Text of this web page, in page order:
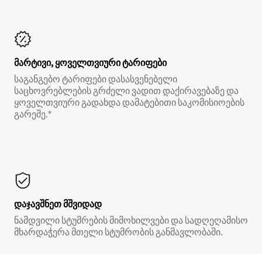
მარტივი, ყოველთვიური ტარიფები
საგანგებო ტარიფები დასასვენებელი
საცხოვრებლების გრძელი ვადით დაქირავებაზე და
ყოველთვიური გადახდა დამატებითი საკომისიოების
გარეშე.*
დაჯავშნეთ მშვიდად
ნამდვილი სტუმრების მიმოხილვები და სადღეღამისო
მხარდაჭერა მთელი სტუმრობის განმავლობაში.